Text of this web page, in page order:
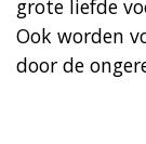
grote liefde
Ook worden
door de